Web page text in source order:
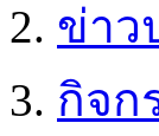
ข่าว
กิจก